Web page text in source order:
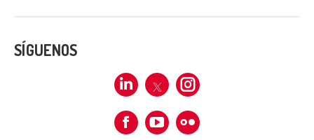
SÍGUENOS
Linkedin
X Instagram
FacebookFlickr